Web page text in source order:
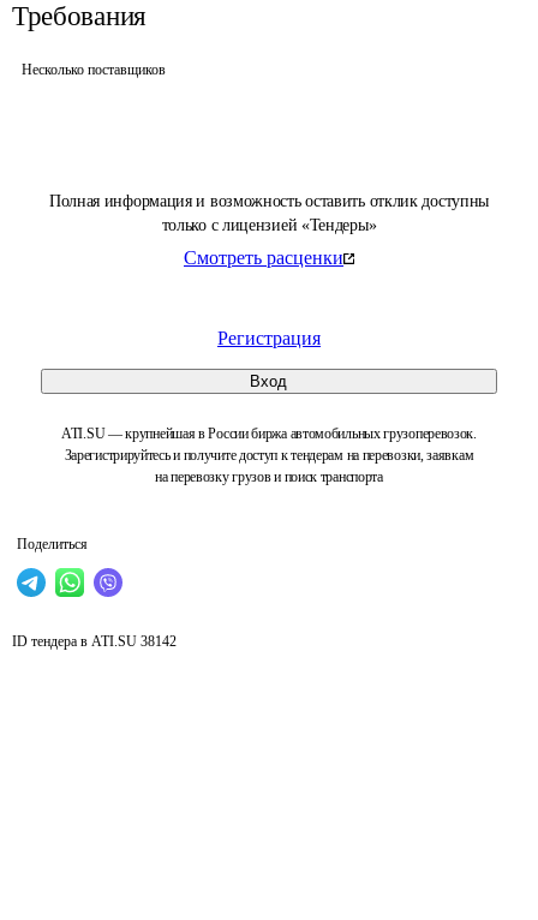
Полная информация и возможность оставить отклик доступны
только с лицензией «Тендеры»
Смотреть расценки
Регистрация
Вход
ATI.SU — крупнейшая в России биржа автомобильных грузоперевозок.
Зарегистрируйтесь и получите доступ к тендерам на перевозки, заявкам
на перевозку грузов и поиск транспорта
Поделиться
Требования
Несколько поставщиков
ID тендера в ATI.SU 38142